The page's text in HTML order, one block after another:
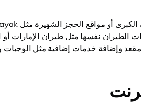
نفسها مثل طيران الإمارات أو
وإضافة خدمات إضافية مثل